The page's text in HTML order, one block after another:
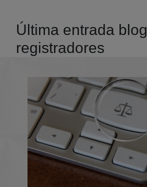
Última entrada blog
registradores